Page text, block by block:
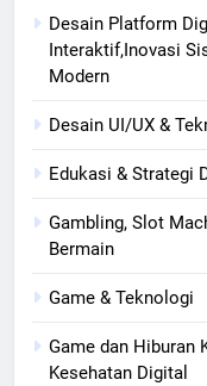
Desain Platform
Interaktif,Inovasi
Modern
Desain UI/UX &
Edukasi & Strategi
Gambling, Slot
Bermain
Game & Teknologi
Game dan Hiburan
Kesehatan Digital